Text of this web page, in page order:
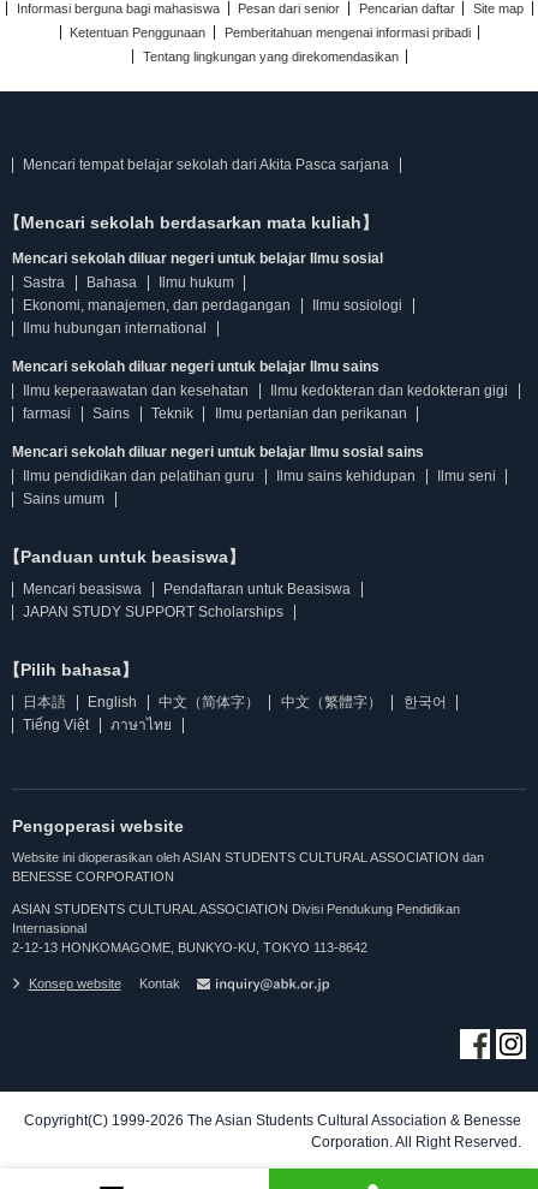
Informasi berguna bagi mahasiswa
Pesan dari senior Pencarian daftar
Site map
Ketentuan Penggunaan
Pemberitahuan mengenai informasi pribadi
Tentang lingkungan yang direkomendasikan
Mencari tempat belajar sekolah dari Akita Pasca sarjana
【Mencari sekolah berdasarkan mata kuliah】
Mencari sekolah diluar negeri untuk belajar Ilmu sosial
Sastra
Bahasa
Ilmu hukum
Ekonomi, manajemen, dan perdagangan
Ilmu sosiologi
Ilmu hubungan international
Mencari sekolah diluar negeri untuk belajar Ilmu sains
Ilmu keperaawatan dan kesehatan
Ilmu kedokteran dan kedokteran gigi
farmasi
Sains Teknik Ilmu pertanian dan perikanan
Mencari sekolah diluar negeri untuk belajar Ilmu sosial sains
Ilmu pendidikan dan pelatihan guru
Ilmu sains kehidupan
Ilmu seni
Sains umum
【Panduan untuk beasiswa】
Mencari beasiswa
Pendaftaran untuk Beasiswa
JAPAN STUDY SUPPORT Scholarships
【Pilih bahasa】
日本語 English 中文（简体字） 中文（繁體字）
한국어
Tiếng Việt
ภาษาไทย
Pengoperasi website
Website ini dioperasikan oleh ASIAN STUDENTS CULTURAL ASSOCIATION dan
BENESSE CORPORATION
ASIAN STUDENTS CULTURAL ASSOCIATION Divisi Pendukung Pendidikan
Internasional
2-12-13 HONKOMAGOME, BUNKYO-KU, TOKYO 113-8642
Konsep website Kontak
Copyright(C) 1999-2026 The Asian Students Cultural Association & Benesse
Corporation. All Right Reserved.